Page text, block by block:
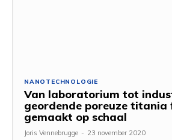
NANOTECHNOLOGIE
Van laboratorium tot
geordende poreuze titania
gemaakt op schaal
Joris Vennebrugge - 23 november 2020